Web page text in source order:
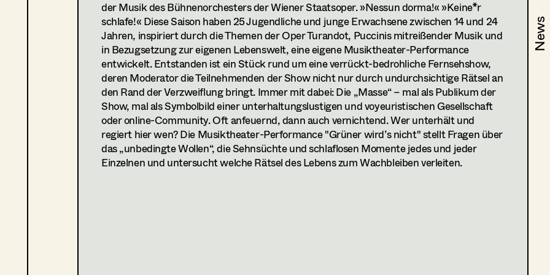
News
News
2025 La Traviata-Wiener Opernsommer
(Leitung Kostümabteilung)
2025 On the Town-Oper Graz
(Kostümbildassistenz)
2025 Fidelio-Wiener Staatsoper
(Kostümbildassistenz)
2024 Orpheus steigt herab-Burgtheater Wien
(Kostümbildhospitanz)
2024 Grüner wird’s nicht-Opernlabor der Wiener Staatsoper
(Kostümbild)
2024 La Révolution #1-Wir schaffen das schon-Deutsches Theater Göttingen
(Mitarbeit Kostüm- und Bühnenbild)
der Musik des Bühnenorchesters der Wiener Staatsoper. »Nessun dorma!« »Keine*r
schlafe!« Diese Saison haben 25 Jugendliche und junge Erwachsene zwischen 14 und 24
Jahren, inspiriert durch die Themen der Oper Turandot, Puccinis mitreißender Musik und
in Bezugsetzung zur eigenen Lebenswelt, eine eigene Musiktheater-Performance
entwickelt. Entstanden ist ein Stück rund um eine verrückt-bedrohliche Fernsehshow,
deren Moderator die Teilnehmenden der Show nicht nur durch undurchsichtige Rätsel an
den Rand der Verzweiflung bringt. Immer mit dabei: Die „Masse“ – mal als Publikum der
Show, mal als Symbolbild einer unterhaltungslustigen und voyeuristischen Gesellschaft
oder online-Community. Oft anfeuernd, dann auch vernichtend. Wer unterhält und
regiert hier wen? Die Musiktheater-Performance "Grüner wird’s nicht" stellt Fragen über
das „unbedingte Wollen“, die Sehnsüchte und schlaflosen Momente jedes und jeder
Einzelnen und untersucht welche Rätsel des Lebens zum Wachbleiben verleiten.